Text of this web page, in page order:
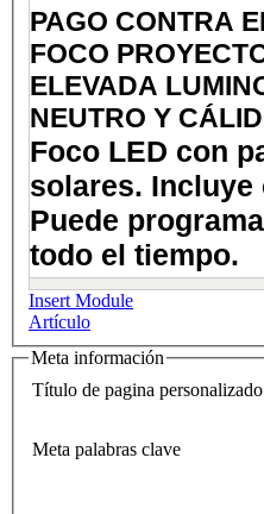
Insert Module
Artículo
Meta información
Título de pagina personalizado
Meta palabras clave